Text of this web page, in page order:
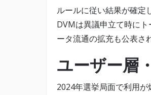
ルールに従い結果が確
DVMは異議申立て時に
ータ流通の拡充も公表さ
ユーザー層
2024年選挙局面で利用